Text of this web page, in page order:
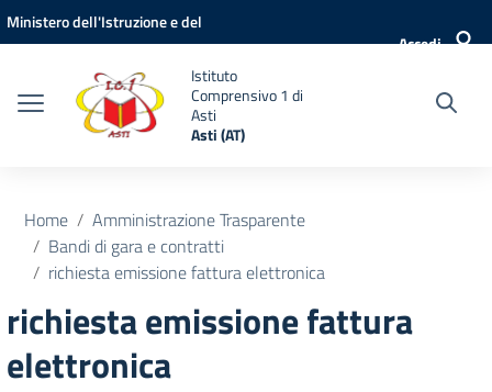
Vai ai contenuti
Vai al menu di navigazione
Vai al footer
Ministero dell'Istruzione e del
Accedi
Istituto
Comprensivo 1 di
Asti
Asti (AT)
Home
Amministrazione Trasparente
Bandi di gara e contratti
richiesta emissione fattura elettronica
richiesta emissione fattura
elettronica